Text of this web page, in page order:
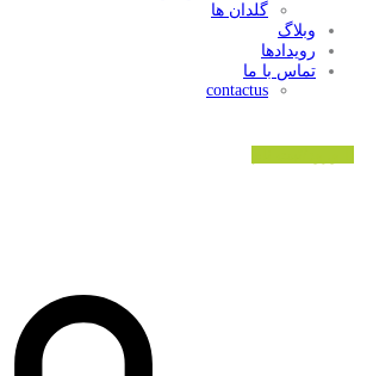
گلدان ها
وبلاگ
رویدادها
تماس با ما
contactus